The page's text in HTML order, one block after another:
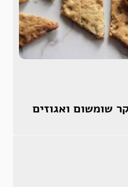
שומשום ואגוזים